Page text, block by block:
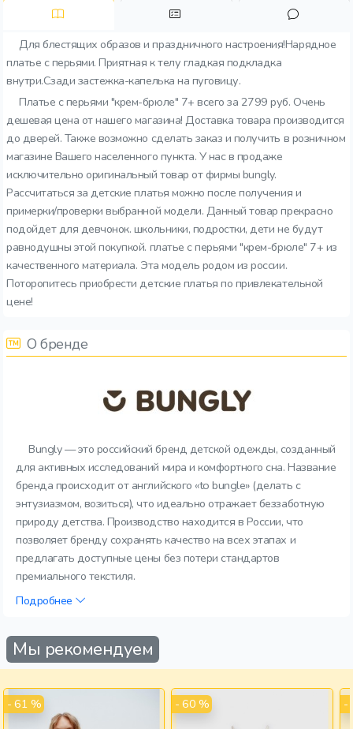
Для блестящих образов и праздничного настроения!Нарядное
платье с перьями. Приятная к телу гладкая подкладка
внутри.Сзади застежка-капелька на пуговицу.
Платье с перьями "крем-брюле" 7+ всего за 2799 руб. Очень
дешевая цена от нашего магазина! Доставка товара производится
до дверей. Также возможно сделать заказ и получить в розничном
магазине Вашего населенного пункта. У нас в продаже
исключительно оригинальный товар от фирмы bungly.
Рассчитаться за детские платья можно после получения и
примерки/проверки выбранной модели. Данный товар прекрасно
подойдет для девчонок. школьники, подростки, дети не будут
равнодушны этой покупкой. платье с перьями "крем-брюле" 7+ из
качественного материала. Эта модель родом из россии.
Поторопитесь приобрести детские платья по привлекательной
цене!
О бренде
Bungly — это российский бренд детской одежды, созданный
для активных исследований мира и комфортного сна. Название
бренда происходит от английского «to bungle» (делать с
энтузиазмом, возиться), что идеально отражает беззаботную
природу детства. Производство находится в России, что
позволяет бренду сохранять качество на всех этапах и
предлагать доступные цены без потери стандартов
премиального текстиля.
Подробнее
Мы рекомендуем
- 61 % - 60 % -